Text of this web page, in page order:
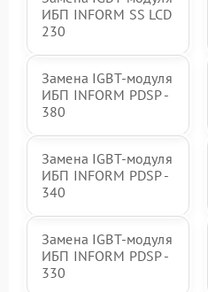
ИБП INFORM SS LCD
230
Замена IGBT-модуля
ИБП INFORM PDSP -
380
Замена IGBT-модуля
ИБП INFORM PDSP -
340
Замена IGBT-модуля
ИБП INFORM PDSP -
330